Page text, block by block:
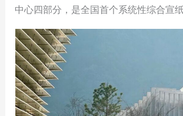
中心四部分，是全国首个系统性综合宣纸